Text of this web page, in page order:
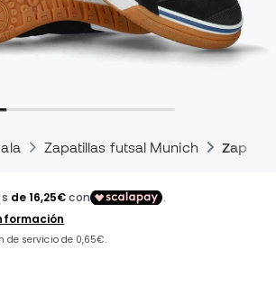
Zapatillas futsal Munich